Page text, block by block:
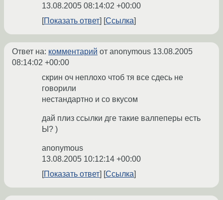
13.08.2005 08:14:02 +00:00
Показать ответ
Ссылка
Ответ на: комментарий от anonymous 13.08.2005
08:14:02 +00:00
скрин оч неплохо чтоб тя все сдесь не
говорили
нестандартно и со вкусом
дай плиз ссылки дге такие валпеперы есть
Ы? )
anonymous
13.08.2005 10:12:14 +00:00
Показать ответ
Ссылка